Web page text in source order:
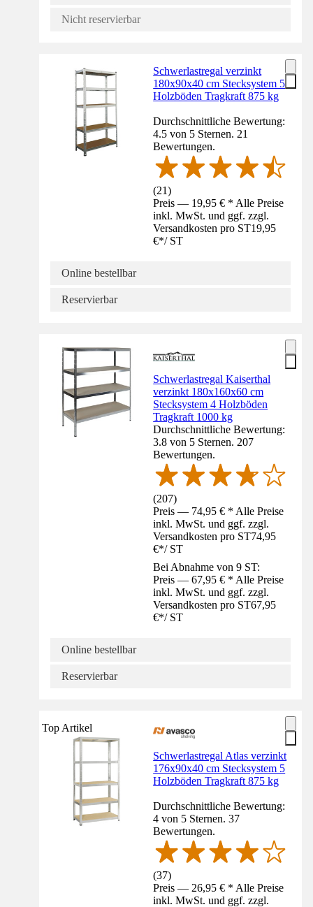
Nicht reservierbar
Schwerlastregal verzinkt
180x90x40 cm Stecksystem 5
Holzböden Tragkraft 875 kg
Durchschnittliche Bewertung:
4.5 von 5 Sternen. 21
Bewertungen.
(21)
Preis — 19,95 € * Alle Preise
inkl. MwSt. und ggf. zzgl.
Versandkosten pro ST19,95
€*/ ST
Online bestellbar
Reservierbar
Schwerlastregal Kaiserthal
verzinkt 180x160x60 cm
Stecksystem 4 Holzböden
Tragkraft 1000 kg
Durchschnittliche Bewertung:
3.8 von 5 Sternen. 207
Bewertungen.
(207)
Preis — 74,95 € * Alle Preise
inkl. MwSt. und ggf. zzgl.
Versandkosten pro ST74,95
€*/ ST
Bei Abnahme von 9 ST:
Preis — 67,95 € * Alle Preise
inkl. MwSt. und ggf. zzgl.
Versandkosten pro ST67,95
€*/ ST
Online bestellbar
Reservierbar
Top Artikel
Schwerlastregal Atlas verzinkt
176x90x40 cm Stecksystem 5
Holzböden Tragkraft 875 kg
Durchschnittliche Bewertung:
4 von 5 Sternen. 37
Bewertungen.
(37)
Preis — 26,95 € * Alle Preise
inkl. MwSt. und ggf. zzgl.